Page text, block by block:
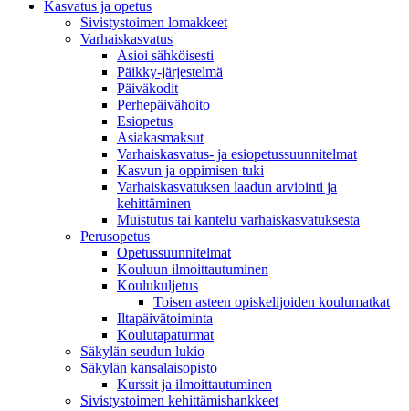
Kasvatus ja opetus
Sivistystoimen lomakkeet
Varhaiskasvatus
Asioi sähköisesti
Päikky-järjestelmä
Päiväkodit
Perhepäivähoito
Esiopetus
Asiakasmaksut
Varhaiskasvatus- ja esiopetussuunnitelmat
Kasvun ja oppimisen tuki
Varhaiskasvatuksen laadun arviointi ja
kehittäminen
Muistutus tai kantelu varhaiskasvatuksesta
Perusopetus
Opetussuunnitelmat
Kouluun ilmoittautuminen
Koulukuljetus
Toisen asteen opiskelijoiden koulumatkat
Iltapäivätoiminta
Koulutapaturmat
Säkylän seudun lukio
Säkylän kansalaisopisto
Kurssit ja ilmoittautuminen
Sivistystoimen kehittämishankkeet